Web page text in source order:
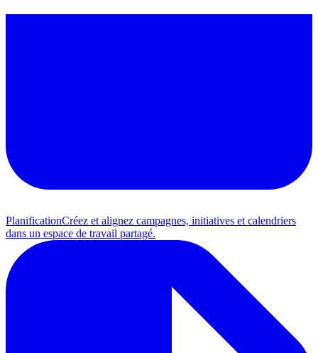
PlanificationCréez et alignez campagnes, initiatives et calendriers
dans un espace de travail partagé.